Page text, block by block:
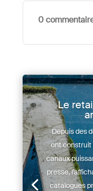
0
Le
Depuis des
ont construit
canaux
presse,
catalogues